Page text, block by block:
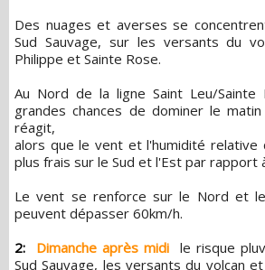
Des nuages et averses se
Sud Sauvage, sur les versants du
Philippe et Sainte Rose.
Au Nord de la ligne Saint Leu/
grandes chances de dominer le
réagit,
alors que le vent et l'humidité relative
plus frais sur le Sud et l'Est par rapport
Le vent se renforce sur le Nord et
peuvent dépasser 60km/h.
2:
Dimanche après midi le risque
Sud Sauvage, les versants du volcan